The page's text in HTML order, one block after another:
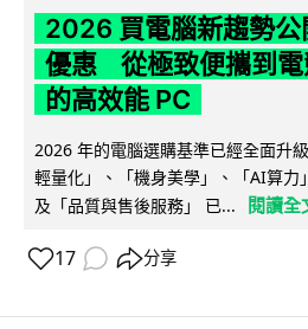
2026 買電腦新趨勢公
優惠 從極致便攜到電
的高效能 PC
2026 年的電腦選購基準已經全面升
輕量化」、「機身美學」、「AI算力
及「品質與售後服務」 已...
閱讀全
17 分享